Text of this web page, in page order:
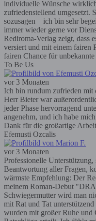
individuelle Wünsche
zufriedenstellend umgesetzt.
sozusagen – ich bin sehr
immer wieder gerne vor
Rediroma-Verlag zeigt, dass
versiert und mit einem fairen
fairen Chance für
To Be Us
vor 3 Monaten
Ich bin rundum zufrieden mit
Herr Bieter war
jeder Phase hervorragend
angenehm, und ich habe
Dank für die großartige
Efemusti Ozcalis
vor 3 Monaten
Professionelle
Beantwortung aller Fragen,
wärmste Empfehlung: Der
meinem Roman-Debut
Schwiegermutter wird man
mit Rat und Tat
wurden mit großer Ruhe und